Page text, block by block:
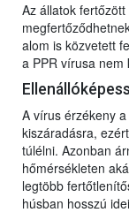
Az állatok
alom is közvetett
a PPR vírusa nem
A vírus érzékeny
kiszáradásra,
túlélni. Azonban
hőmérsékleten
legtöbb
húsban hosszú